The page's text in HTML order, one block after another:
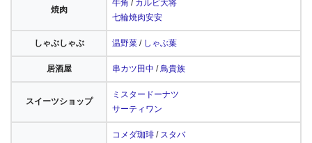
焼肉
牛角 / カルビ大将
七輪焼肉安安
しゃぶしゃぶ 温野菜 / しゃぶ葉
居酒屋 串カツ田中 / 鳥貴族
スイーツショップ
ミスタードーナツ
サーティワン
コメダ珈琲 / スタバ